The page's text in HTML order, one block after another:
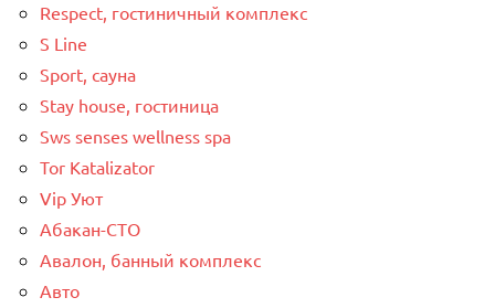
Respect, гостиничный комплекс
S Line
Sport, сауна
Stay house, гостиница
Sws senses wellness spa
Tor Katalizator
Vip Уют
Абакан-СТО
Авалон, банный комплекс
Авто